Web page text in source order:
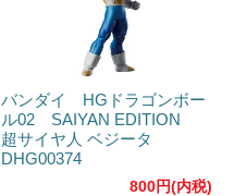
バンダイ HGドラゴンボー
ル02 SAIYAN EDITION
超サイヤ人 ベジータ
DHG00374
800円(内税)